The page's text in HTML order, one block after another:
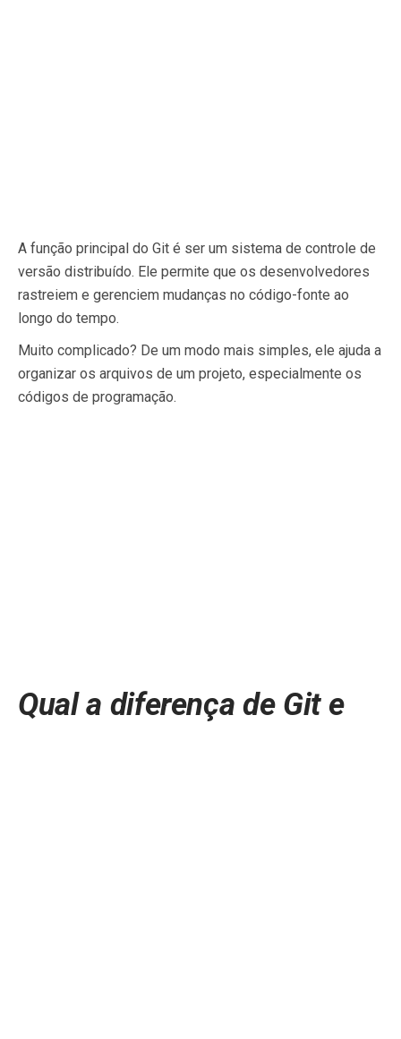
A função principal do Git é ser um sistema de controle de
versão distribuído. Ele permite que os desenvolvedores
rastreiem e gerenciem mudanças no código-fonte ao
longo do tempo.
Muito complicado? De um modo mais simples, ele ajuda a
organizar os arquivos de um projeto, especialmente os
códigos de programação.
Qual a diferença de Git e